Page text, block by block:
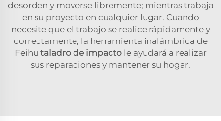
desorden y moverse libremente; mientras trabaja
en su proyecto en cualquier lugar. Cuando
necesite que el trabajo se realice rápidamente y
correctamente, la herramienta inalámbrica de
Feihu taladro de impacto le ayudará a realizar
sus reparaciones y mantener su hogar.